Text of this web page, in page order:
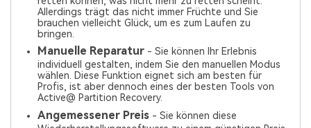
Allerdings trägt das nicht immer Früchte und Sie
brauchen vielleicht Glück, um es zum Laufen zu
bringen.
Manuelle Reparatur - Sie können Ihr Erlebnis
individuell gestalten, indem Sie den manuellen Modus
wählen. Diese Funktion eignet sich am besten für
Profis, ist aber dennoch eines der besten Tools von
Active@ Partition Recovery.
Angemessener Preis - Sie können diese